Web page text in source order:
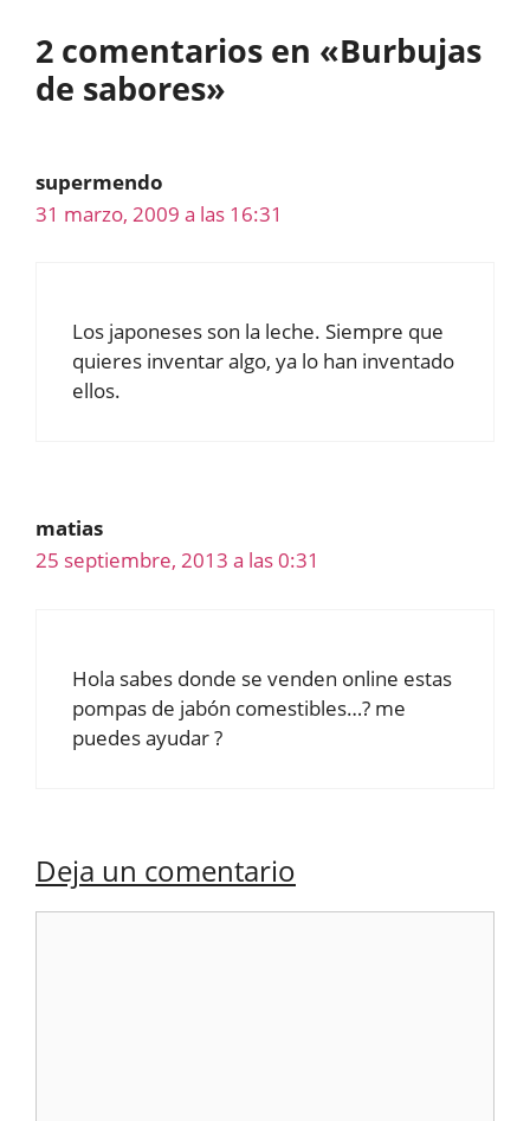
2 comentarios en «Burbujas
de sabores»
supermendo
31 marzo, 2009 a las 16:31
Los japoneses son la leche. Siempre que
quieres inventar algo, ya lo han inventado
ellos.
matias
25 septiembre, 2013 a las 0:31
Hola sabes donde se venden online estas
pompas de jabón comestibles…? me
puedes ayudar ?
Deja un comentario